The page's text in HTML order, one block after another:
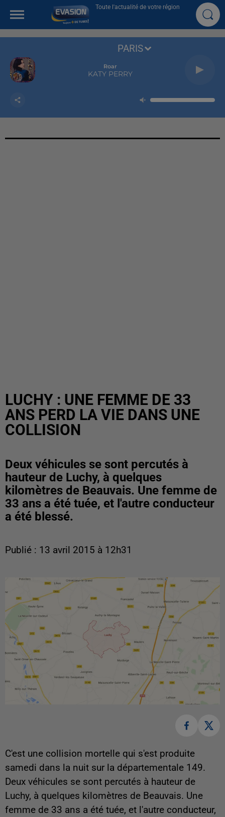
Toute l'actualité de votre région
Roar
KATY PERRY
PARIS
LUCHY : UNE FEMME DE 33
ANS PERD LA VIE DANS UNE
COLLISION
Deux véhicules se sont percutés à
hauteur de Luchy, à quelques
kilomètres de Beauvais. Une femme de
33 ans a été tuée, et l'autre conducteur
a été blessé.
Publié : 13 avril 2015 à 12h31
C'est une collision mortelle qui s'est produite
samedi dans la nuit sur la départementale 149.
Deux véhicules se sont percutés à hauteur de
Luchy, à quelques kilomètres de Beauvais. Une
femme de 33 ans a été tuée, et l'autre conducteur,